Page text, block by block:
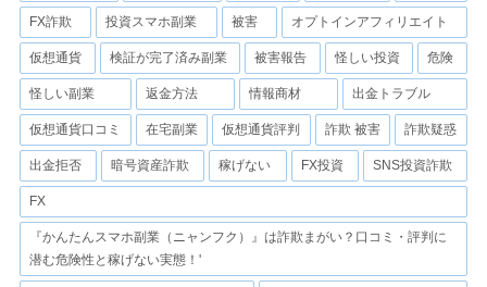
FX詐欺 投資スマホ副業 被害 オプトインアフィリエイト
仮想通貨 検証が完了済み副業 被害報告 怪しい投資 危険
怪しい副業 返金方法 情報商材 出金トラブル
仮想通貨口コミ 在宅副業 仮想通貨評判 詐欺 被害 詐欺疑惑
出金拒否 暗号資産詐欺 稼げない FX投資 SNS投資詐欺
FX
『かんたんスマホ副業（ニャンフク）』は詐欺まがい？口コミ・評判に
潜む危険性と稼げない実態！'